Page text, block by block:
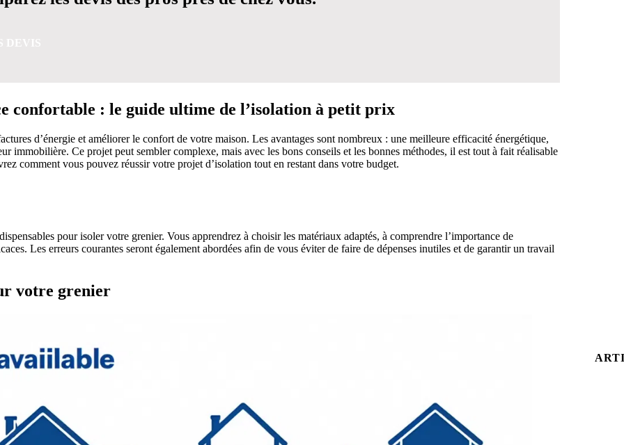
confortable : le guide ultime de l’isolation à petit prix
d’énergie et améliorer le confort de votre maison. Les avantages sont nombreux : une meilleure efficacité énergétique,
immobilière. Ce projet peut sembler complexe, mais avec les bons conseils et les bonnes méthodes, il est tout à fait réalisable
comment vous pouvez réussir votre projet d’isolation tout en restant dans votre budget.
pour isoler votre grenier. Vous apprendrez à choisir les matériaux adaptés, à comprendre l’importance de
Les erreurs courantes seront également abordées afin de vous éviter de faire de dépenses inutiles et de garantir un travail
votre grenier